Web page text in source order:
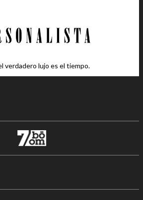
verdadero lujo es el tiempo.